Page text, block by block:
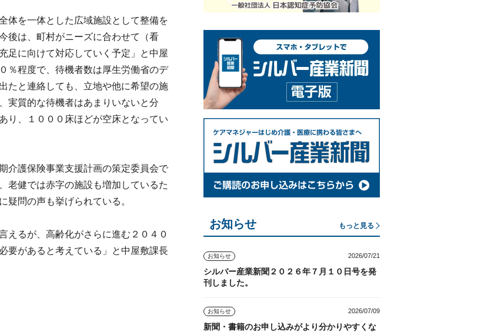
体を一体とした広域施設として整備を
後は、町村がニーズに合わせて（看
足に向けて対応していく予定」と中屋
％程度で、待機者数は厚生労働省のデ
たと連絡しても、立地や他に希望の施
実質的な待機者はあまりいないと分
り、１０００床ほどが空床となってい
介護保険事業支援計画の策定委員会で
老健では赤字の施設も増加しているた
疑問の声も挙げられている。
るが、高齢化がさらに進む２０４０
要があると考えている」と中屋敷課長
お知らせ もっと見る
お知らせ 2026/07/21
シルバー産業新聞２０２６年７月１０日号を発
刊しました。
お知らせ 2026/07/09
新聞・書籍のお申し込みがより分かりやすくな